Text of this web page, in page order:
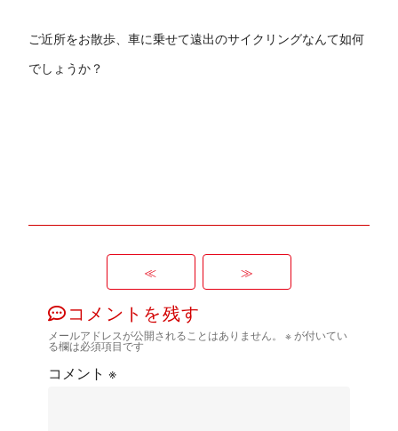
ご近所をお散歩、車に乗せて遠出のサイクリングなんて如何
でしょうか？
≪ ≫
コメントを残す
メールアドレスが公開されることはありません。 ※が付いてい
る欄は必須項目です
コメント※